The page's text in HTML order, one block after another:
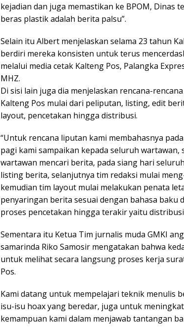
kejadian dan juga memastikan ke BPOM, Dinas
beras plastik adalah berita palsu”.
Selain itu Albert menjelaskan selama 23 tahun
berdiri mereka konsisten untuk terus
melalui media cetak Kalteng Pos, Palangka
MHZ.
Di sisi lain juga dia menjelaskan rencana-
Kalteng Pos mulai dari peliputan, listing, edit
layout, pencetakan hingga distribusi.
“Untuk rencana liputan kami membahasnya
pagi kami sampaikan kepada seluruh wartawan,
wartawan mencari berita, pada siang hari
listing berita, selanjutnya tim redaksi mulai
kemudian tim layout mulai melakukan penata
penyaringan berita sesuai dengan bahasa baku
proses pencetakan hingga terakir yaitu
Sementara itu Ketua Tim jurnalis muda GMKI
samarinda Riko Samosir mengatakan bahwa
untuk melihat secara langsung proses kerja
Pos.
Kami datang untuk mempelajari teknik menulis
isu-isu hoax yang beredar, juga untuk
kemampuan kami dalam menjawab tantangan